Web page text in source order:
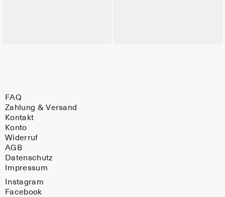
FAQ
Zahlung & Versand
Kontakt
Konto
Widerruf
AGB
Datenschutz
Impressum
Instagram
Facebook